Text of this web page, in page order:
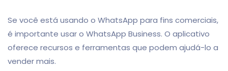
Se você está usando o WhatsApp para fins comerciais,
é importante usar o WhatsApp Business. O aplicativo
oferece recursos e ferramentas que podem ajudá-lo a
vender mais.